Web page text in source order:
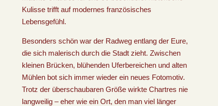
Kulisse trifft auf modernes französisches
Lebensgefühl.
Besonders schön war der Radweg entlang der Eure,
die sich malerisch durch die Stadt zieht. Zwischen
kleinen Brücken, blühenden Uferbereichen und alten
Mühlen bot sich immer wieder ein neues Fotomotiv.
Trotz der überschaubaren Größe wirkte Chartres nie
langweilig – eher wie ein Ort, den man viel länger